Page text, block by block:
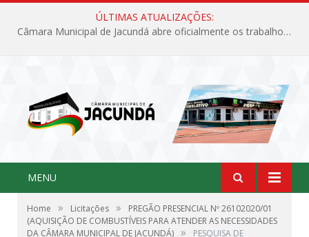
ÚLTIMAS ATUALIZAÇÕES:
Câmara Municipal de Jacundá abre oficialmente os trabalhos legislativos de 2026
MENU
Home » Licitações »
PREGÃO PRESENCIAL Nº 26102020/01
(AQUISIÇÃO DE COMBUSTÍVEIS PARA ATENDER AS NECESSIDADES
DA CÂMARA MUNICIPAL DE JACUNDÁ) »
PESQUISA DE